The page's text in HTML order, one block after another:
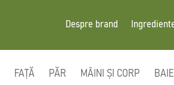
Despre brand
FAȚĂ PĂR MÂINI ȘI CORP